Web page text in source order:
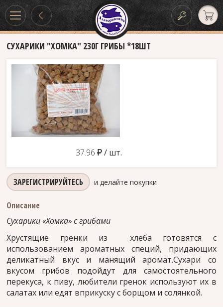
СУХАРИКИ "ХОМКА" 230Г ГРИБЫ *18ШТ
37.96 д/ шт.
ЗАРЕГИСТРИРУЙТЕСЬ и делайте покупки
Описание
Сухарики «Хомка» с грибами
Хрустящие гренки из хлеба готовятся с
использованием ароматных специй, придающих
деликатный вкус и манящий аромат.Сухари со
вкусом грибов подойдут для самостоятельного
перекуса, к пиву, любители гренок используют их в
салатах или едят вприкуску с борщом и солянкой.